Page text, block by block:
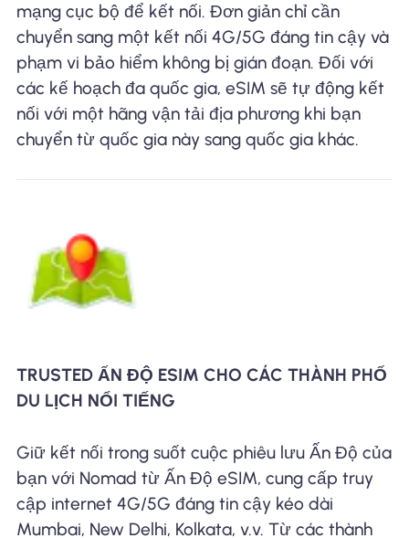
mạng cục bộ để kết nối. Đơn giản chỉ cần
chuyển sang một kết nối 4G/5G đáng tin cậy và
phạm vi bảo hiểm không bị gián đoạn. Đối với
các kế hoạch đa quốc gia, eSIM sẽ tự động kết
nối với một hãng vận tải địa phương khi bạn
chuyển từ quốc gia này sang quốc gia khác.
TRUSTED ẤN ĐỘ ESIM CHO CÁC THÀNH PHỐ
DU LỊCH NỔI TIẾNG
Giữ kết nối trong suốt cuộc phiêu lưu Ấn Độ của
bạn với Nomad từ Ấn Độ eSIM, cung cấp truy
cập internet 4G/5G đáng tin cậy kéo dài
Mumbai, New Delhi, Kolkata, v.v. Từ các thành